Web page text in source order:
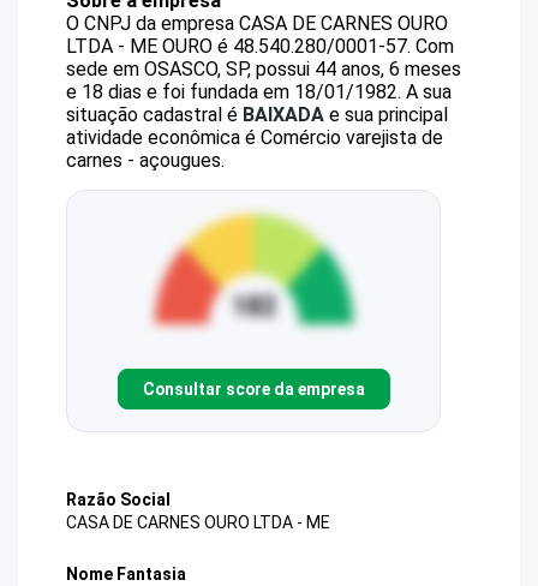
O CNPJ da empresa CASA DE CARNES OURO
LTDA - ME OURO é 48.540.280/0001-57. Com
sede em OSASCO, SP, possui 44 anos, 6 meses
e 18 dias e foi fundada em 18/01/1982. A sua
situação cadastral é BAIXADA e sua principal
atividade econômica é Comércio varejista de
carnes - açougues.
Consultar score da empresa
Razão Social
CASA DE CARNES OURO LTDA - ME
Nome Fantasia